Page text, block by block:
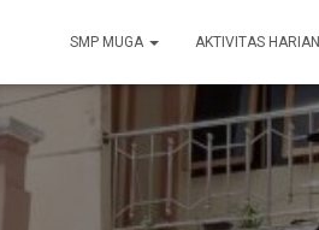
SMP MUGA AKTIVITAS HARIAN